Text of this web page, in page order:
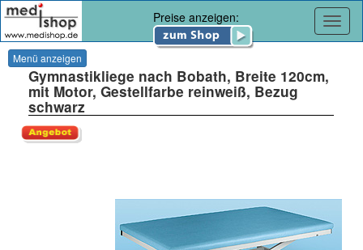
Preise anzeigen:
Menü anzeigen
Gymnastikliege nach Bobath, Breite 120cm,
mit Motor, Gestellfarbe reinweiß, Bezug
schwarz